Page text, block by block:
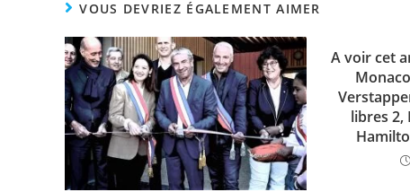
VOUS DEVRIEZ ÉGALEMENT AIMER
A voir cet
libres 2,